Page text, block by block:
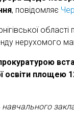
, повідомляє
нерухомого
освіти